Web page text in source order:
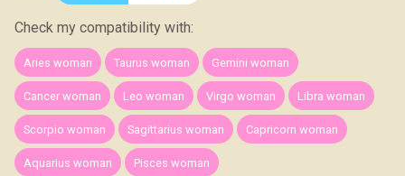
Check my compatibility with:
Aries woman Taurus woman Gemini woman
Cancer woman Leo woman Virgo woman Libra woman
Scorpio woman Sagittarius woman Capricorn woman
Aquarius woman Pisces woman